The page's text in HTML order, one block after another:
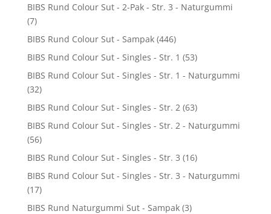
BIBS Rund Colour Sut - 2-Pak - Str. 3 - Naturgummi
(7)
BIBS Rund Colour Sut - Sampak (446)
BIBS Rund Colour Sut - Singles - Str. 1 (53)
BIBS Rund Colour Sut - Singles - Str. 1 - Naturgummi
(32)
BIBS Rund Colour Sut - Singles - Str. 2 (63)
BIBS Rund Colour Sut - Singles - Str. 2 - Naturgummi
(56)
BIBS Rund Colour Sut - Singles - Str. 3 (16)
BIBS Rund Colour Sut - Singles - Str. 3 - Naturgummi
(17)
BIBS Rund Naturgummi Sut - Sampak (3)